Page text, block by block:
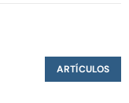
ARTÍCULOS